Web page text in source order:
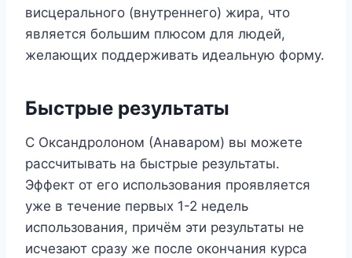
висцерального (внутреннего) жира, что
является большим плюсом для людей,
желающих поддерживать идеальную форму.
Быстрые результаты
С Оксандролоном (Анаваром) вы можете
рассчитывать на быстрые результаты.
Эффект от его использования проявляется
уже в течение первых 1-2 недель
использования, причём эти результаты не
исчезают сразу же после окончания курса